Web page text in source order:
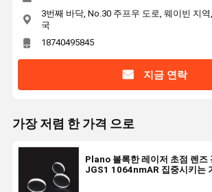
3번째 바닥, No.30 주프우 도로, 웨이빈 지
국
18740495845
지금 연락
가장 저렴 한 가격 으로
Plano 볼록한 레이저 초점 렌즈
JGS1 1064nmAR 집중시키는